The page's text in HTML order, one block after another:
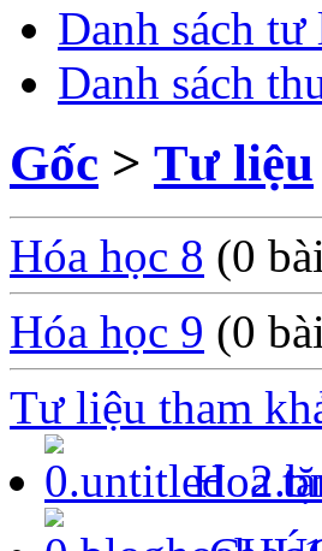
Danh sách tư
Danh sách
Gốc > Tư liệu
Hóa học 8 (0
Hóa học 9 (0
Tư liệu tham
Hoa